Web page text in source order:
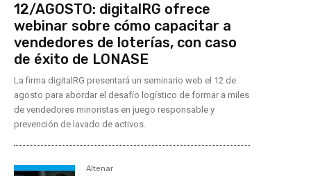
12/AGOSTO: digitalRG ofrece
webinar sobre cómo capacitar a
vendedores de loterías, con caso
de éxito de LONASE
La firma digitalRG presentará un seminario web el 12 de
agosto para abordar el desafío logístico de formar a miles
de vendedores minoristas en juego responsable y
prevención de lavado de activos.
Altenar